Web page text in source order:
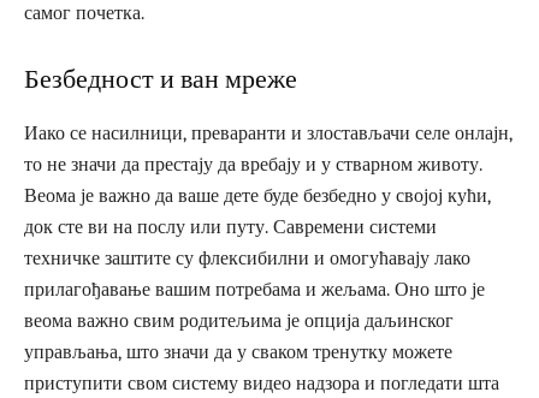
самог почетка.
Безбедност и ван мреже
Иако се насилници, преваранти и злостављачи селе онлајн,
то не значи да престају да вребају и у стварном животу.
Веома је важно да ваше дете буде безбедно у својој кући,
док сте ви на послу или путу. Савремени системи
техничке заштите су флексибилни и омогућавају лако
прилагођавање вашим потребама и жељама. Оно што је
веома важно свим родитељима је опција даљинског
управљања, што значи да у сваком тренутку можете
приступити свом систему видео надзора и погледати шта